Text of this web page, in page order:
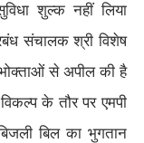
शुल्क नहीं लिया
संचालक श्री विशेष
से अपील की है
के तौर पर एमपी
बिल का भुगतान